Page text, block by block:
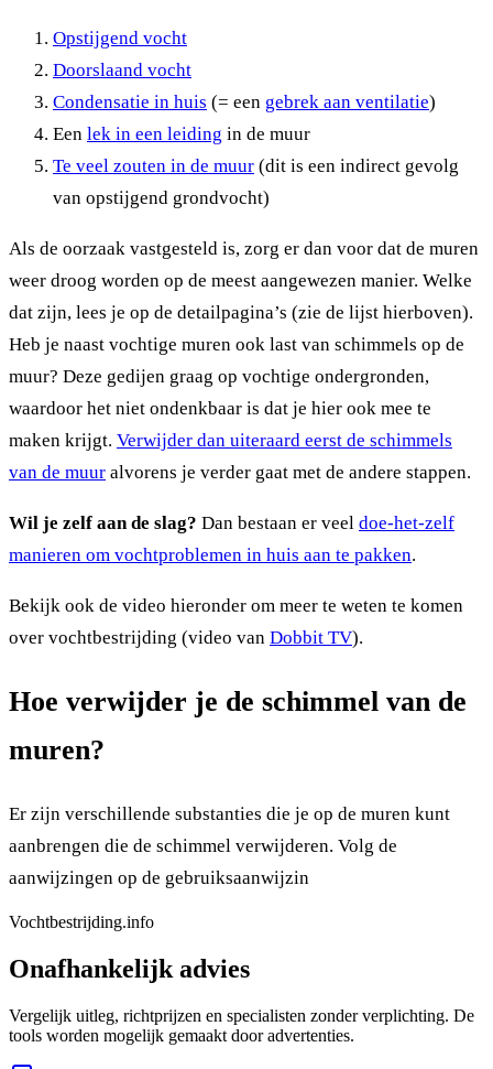
Opstijgend vocht
Doorslaand vocht
Condensatie in huis (= een gebrek aan ventilatie)
Een lek in een leiding in de muur
Te veel zouten in de muur (dit is een indirect gevolg
van opstijgend grondvocht)
Als de oorzaak vastgesteld is, zorg er dan voor dat de muren
weer droog worden op de meest aangewezen manier. Welke
dat zijn, lees je op de detailpagina’s (zie de lijst hierboven).
Heb je naast vochtige muren ook last van schimmels op de
muur? Deze gedijen graag op vochtige ondergronden,
waardoor het niet ondenkbaar is dat je hier ook mee te
maken krijgt. Verwijder dan uiteraard eerst de schimmels
van de muur alvorens je verder gaat met de andere stappen.
Wil je zelf aan de slag? Dan bestaan er veel doe-het-zelf
manieren om vochtproblemen in huis aan te pakken.
Bekijk ook de video hieronder om meer te weten te komen
over vochtbestrijding (video van Dobbit TV).
Hoe verwijder je de schimmel van de
muren?
Er zijn verschillende substanties die je op de muren kunt
aanbrengen die de schimmel verwijderen. Volg de
aanwijzingen op de gebruiksaanwijzin
Vochtbestrijding.info
Onafhankelijk advies
Vergelijk uitleg, richtprijzen en specialisten zonder verplichting. De
tools worden mogelijk gemaakt door advertenties.